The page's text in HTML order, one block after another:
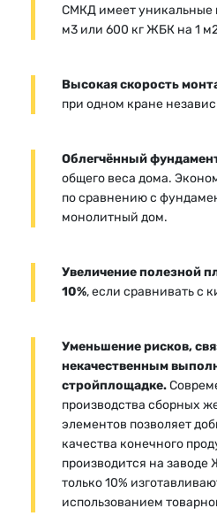
СМКД имеет уникальные
м3 или 600 кг ЖБК на 1
Высокая скорость
при одном кране
Облегчённый
общего веса дома.
по сравнению с
монолитный дом.
Увеличение полезной
10%, если сравнивать с
Уменьшение рисков,
некачественным
стройплощадке.
производства сборных
элементов позволяет
качества конечного
производится на
только 10%
использованием